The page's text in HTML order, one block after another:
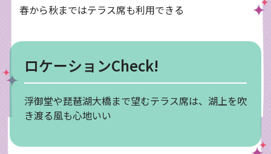
春から秋まではテラス席も利用できる
ロケーションCheck!
浮御堂や琵琶湖大橋まで望むテラス席は、湖上を吹
き渡る風も心地いい